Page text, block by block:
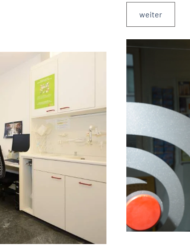
weiter